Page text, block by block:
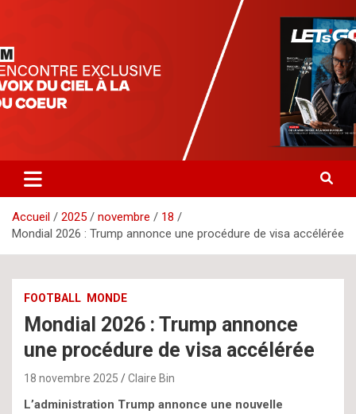
letsgomedia-ci.com
Accueil 2025 novembre
18
Mondial 2026 : Trump annonce une procédure de visa accélérée
FOOTBALL MONDE
Mondial 2026 : Trump annonce
une procédure de visa accélérée
18 novembre 2025 Claire Bin
L’administration Trump annonce une nouvelle